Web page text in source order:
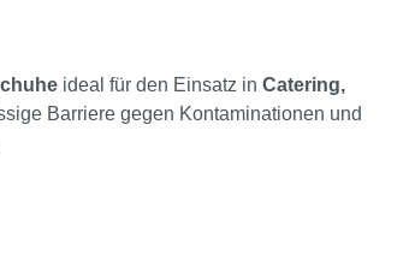
ideal für den Einsatz in Catering,
Barriere gegen Kontaminationen und